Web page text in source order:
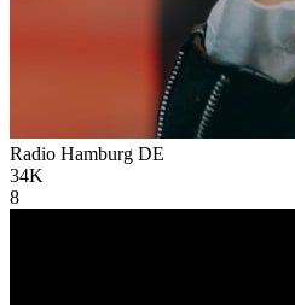
Radio Hamburg DE
34K
8